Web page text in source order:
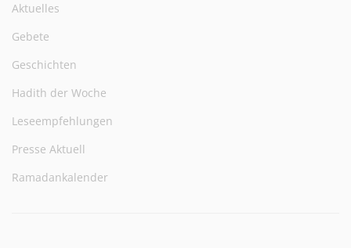
Aktuelles
Gebete
Geschichten
Hadith der Woche
Leseempfehlungen
Presse Aktuell
Ramadankalender